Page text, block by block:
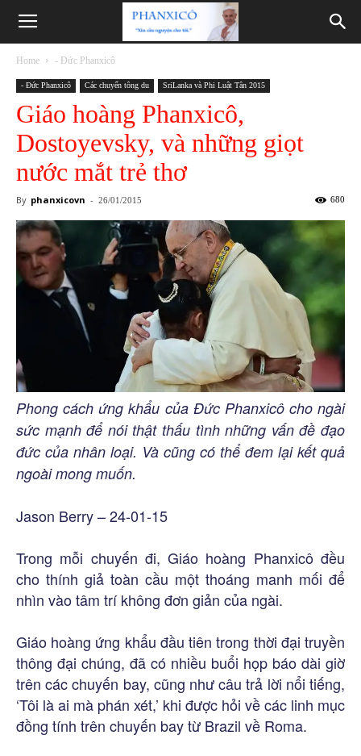
Phanxicô
Home - Đức Phanxicô
- Đức Phanxicô Các chuyến tông du SriLanka và Phi Luật Tân 2015
Giáo hoàng Phanxicô,
Dostoyevsky, và những giọt
nước mắt trẻ thơ
By phanxicovn - 26/01/2015 680
Phong cách ứng khẩu của Đức Phanxicô cho ngài
sức mạnh để nói thật thấu tình những vấn đề đạo
đức của nhân loại. Và cũng có thể đem lại kết quả
ngoài mong muốn.
Jason Berry – 24-01-15
Trong mỗi chuyến đi, Giáo hoàng Phanxicô đều
cho thính giả toàn cầu một thoáng manh mối để
nhìn vào tâm trí không đơn giản của ngài.
Giáo hoàng ứng khẩu đầu tiên trong thời đại truyền
thông đại chúng, đã có nhiều buổi họp báo dài giờ
trên các chuyến bay, cũng như câu trả lời nổi tiếng,
‘Tôi là ai mà phán xét,’ khi được hỏi về các linh mục
đồng tính trên chuyến bay từ Brazil về Roma.